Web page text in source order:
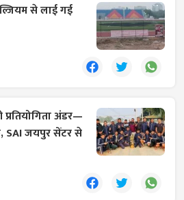
से लाई गई
प्रतियोगिता अंडर—
SAI जयपुर सेंटर से